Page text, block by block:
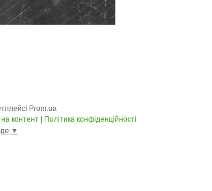
Prom.ua
контент
Політика конфіденційності
▼